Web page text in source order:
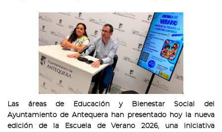
Las áreas de Educación y Bienestar Social del
Ayuntamiento de Antequera han presentado hoy la nueva
edición de la Escuela de Verano 2026, una iniciativa